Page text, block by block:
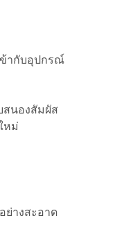
ากับอุปกรณ์
สนองสัมผัส
หม่
ย่างสะอาด